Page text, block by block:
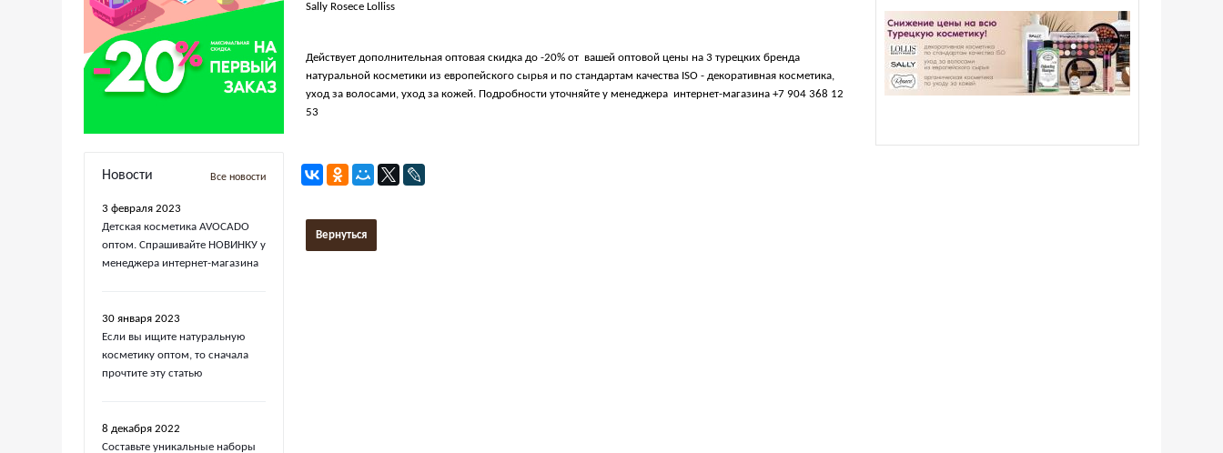
Новости Все новости
3 февраля 2023
Детская косметика AVOCADO
оптом. Спрашивайте НОВИНКУ у
менеджера интернет-магазина
30 января 2023
Если вы ищите натуральную
косметику оптом, то сначала
прочтите эту статью
8 декабря 2022
Составьте уникальные наборы
Sally Rosece Lolliss
Действует дополнительная оптовая скидка до -20% от вашей оптовой цены на 3 турецких бренда
натуральной косметики из европейского сырья и по стандартам качества ISO - декоративная косметика,
уход за волосами, уход за кожей. Подробности уточняйте у менеджера интернет-магазина +7 904 368 12
53
Вернуться